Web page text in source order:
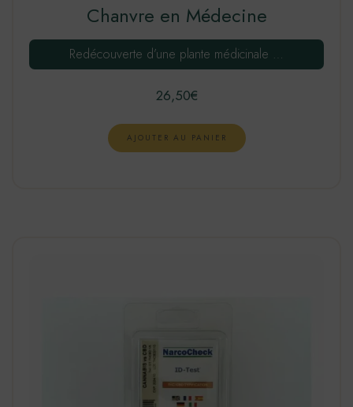
Chanvre en Médecine
Redécouverte d’une plante médicinale …
26,50€
AJOUTER AU PANIER